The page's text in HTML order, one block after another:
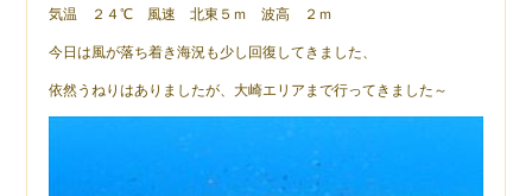
気温 ２４℃ 風速 北東５ｍ 波高 ２ｍ
今日は風が落ち着き海況も少し回復してきました、
依然うねりはありましたが、大崎エリアまで行ってきました～